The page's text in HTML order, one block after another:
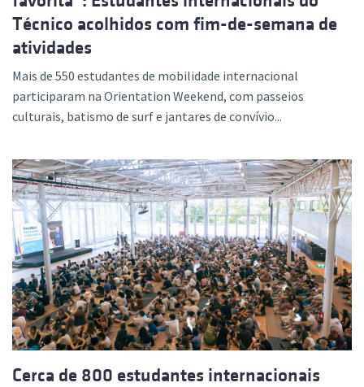
Técnico acolhidos com fim-de-semana de
atividades
Mais de 550 estudantes de mobilidade internacional
participaram na Orientation Weekend, com passeios
culturais, batismo de surf e jantares de convívio...
Cerca de 800 estudantes internacionais